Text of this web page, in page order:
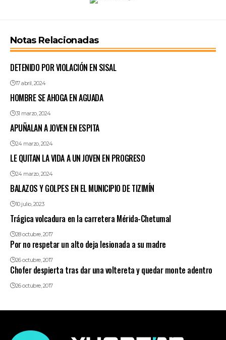
Notas Relacionadas
DETENIDO POR VIOLACIÓN EN SISAL
17 abril, 2024
HOMBRE SE AHOGA EN AGUADA
31 marzo, 2024
APUÑALAN A JOVEN EN ESPITA
24 marzo, 2024
LE QUITAN LA VIDA A UN JOVEN EN PROGRESO
24 marzo, 2024
BALAZOS Y GOLPES EN EL MUNICIPIO DE TIZIMÍN
10 julio, 2023
Trágica volcadura en la carretera Mérida-Chetumal
28 octubre, 2017
Por no respetar un alto deja lesionada a su madre
26 octubre, 2017
Chofer despierta tras dar una voltereta y quedar monte adentro
26 octubre, 2017